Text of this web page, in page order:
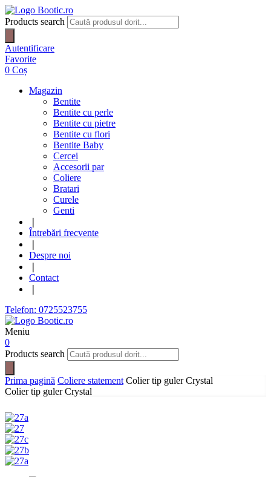
Products search
Autentificare
Favorite
0 Coș
Magazin
Bentite
Bentite cu perle
Bentite cu pietre
Bentite cu flori
Bentite Baby
Cercei
Accesorii par
Coliere
Bratari
Curele
Genti
Întrebări frecvente
Despre noi
Contact
Telefon: 0725523755
Meniu
0
Products search
Prima pagină Coliere statement Colier tip guler Crystal
Colier tip guler Crystal